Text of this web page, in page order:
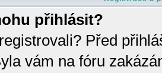
přihlásit?
Před
vám na fóru